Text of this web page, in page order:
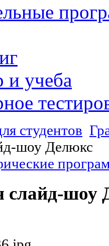
и учеба
студентов
шоу Делюкс
шоу